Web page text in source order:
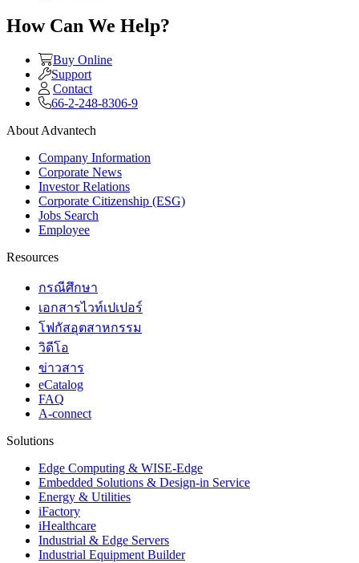
How Can We Help?
Buy Online
Support
Contact
66-2-248-8306-9
About Advantech
Company Information
Corporate News
Investor Relations
Corporate Citizenship (ESG)
Jobs Search
Employee
Resources
กรณีศึกษา
เอกสารไวท์เปเปอร์
โฟกัสอุตสาหกรรม
วิดีโอ
ข่าวสาร
eCatalog
FAQ
A-connect
Solutions
Edge Computing & WISE-Edge
Embedded Solutions & Design-in Service
Energy & Utilities
iFactory
iHealthcare
Industrial & Edge Servers
Industrial Equipment Builder